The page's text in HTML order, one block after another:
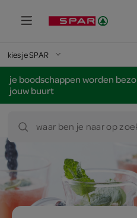
kies je SPAR
je boodschappen worden
jouw buurt
waar ben je naar op